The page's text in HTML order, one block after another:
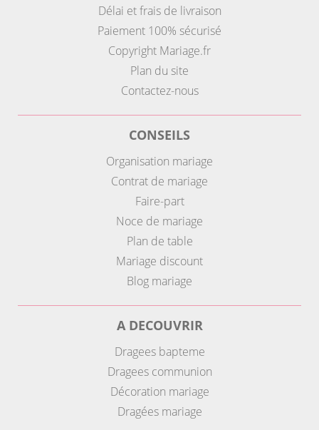
Délai et frais de livraison
Paiement 100% sécurisé
Copyright Mariage.fr
Plan du site
Contactez-nous
CONSEILS
Organisation mariage
Contrat de mariage
Faire-part
Noce de mariage
Plan de table
Mariage discount
Blog mariage
A DECOUVRIR
Dragees bapteme
Dragees communion
Décoration mariage
Dragées mariage